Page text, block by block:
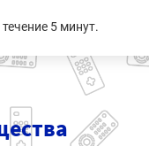
5 минут.